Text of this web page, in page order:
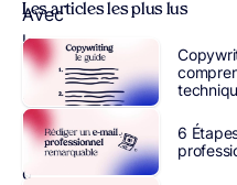
Avec
le
développement
outils
IA
permettant
de
Les articles les plus lus
6